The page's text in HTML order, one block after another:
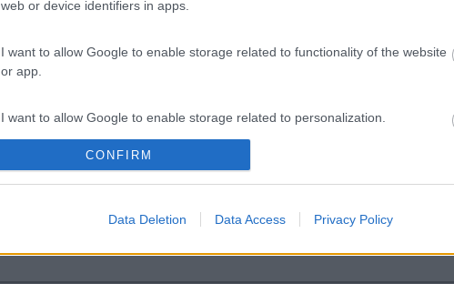
web or device identifiers in apps.
I want to allow Google to enable storage related to functionality of the website
or app.
I want to allow Google to enable storage related to personalization.
I want to allow Google to enable storage related to security, including
authentication functionality and fraud prevention, and other user protection.
CONFIRM
Data Deletion Data Access Privacy Policy
Tour